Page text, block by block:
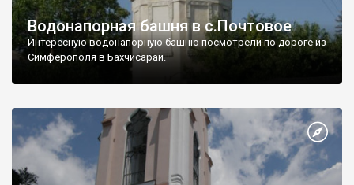
Водонапорная башня в с.Почтовое
Интересную водонапорную башню посмотрели по дороге из
Симферополя в Бахчисарай.